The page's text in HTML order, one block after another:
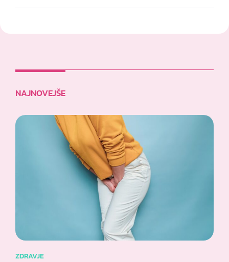
NAJNOVEJŠE
ZDRAVJE